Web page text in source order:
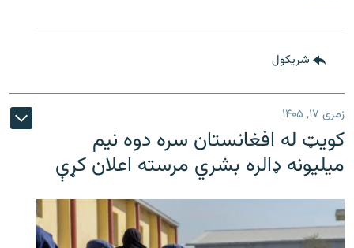
شريکول
زمری ۱۷, ۱۴۰۵
کویټ له افغانستان سره دوه نیم
میلیونه ډالره بشري مرسته اعلان کړې